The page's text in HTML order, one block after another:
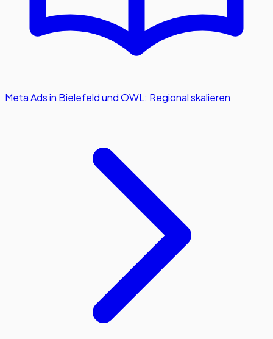
Meta Ads in Bielefeld und OWL: Regional skalieren